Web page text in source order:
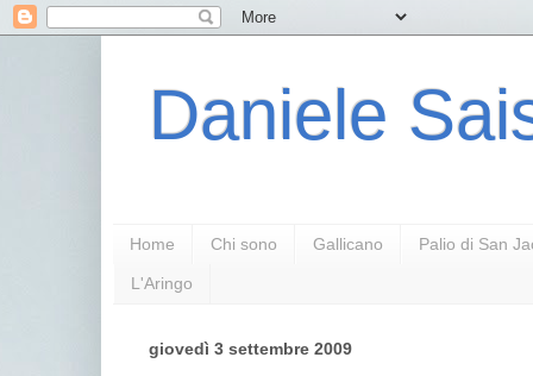
Daniele
Home Chi sono Gallicano Palio di San
L'Aringo
giovedì 3 settembre 2009